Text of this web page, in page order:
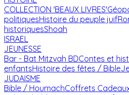
COLLECTION 'BEAUX LIVRES'
politiquesHistoire du peuple juif
historiquesShoah
ISRAEL
JEUNESSE
Bar - Bat Mitzvah BDContes et
enfantsHistoire des fêtes / Bible
JUDAISME
Bible / HoumachCoffrets